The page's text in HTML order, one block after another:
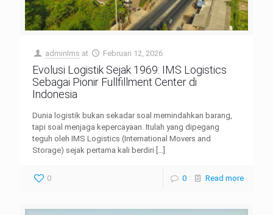
adminIms at Februari 12, 2026
Evolusi Logistik Sejak 1969: IMS Logistics
Sebagai Pionir Fullfillment Center di
Indonesia
Dunia logistik bukan sekadar soal memindahkan barang,
tapi soal menjaga kepercayaan. Itulah yang dipegang
teguh oleh IMS Logistics (International Movers and
Storage) sejak pertama kali berdiri […]
0 0 Read more